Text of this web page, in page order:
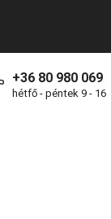
+36 80 980 069
hétfő - péntek 9 - 16